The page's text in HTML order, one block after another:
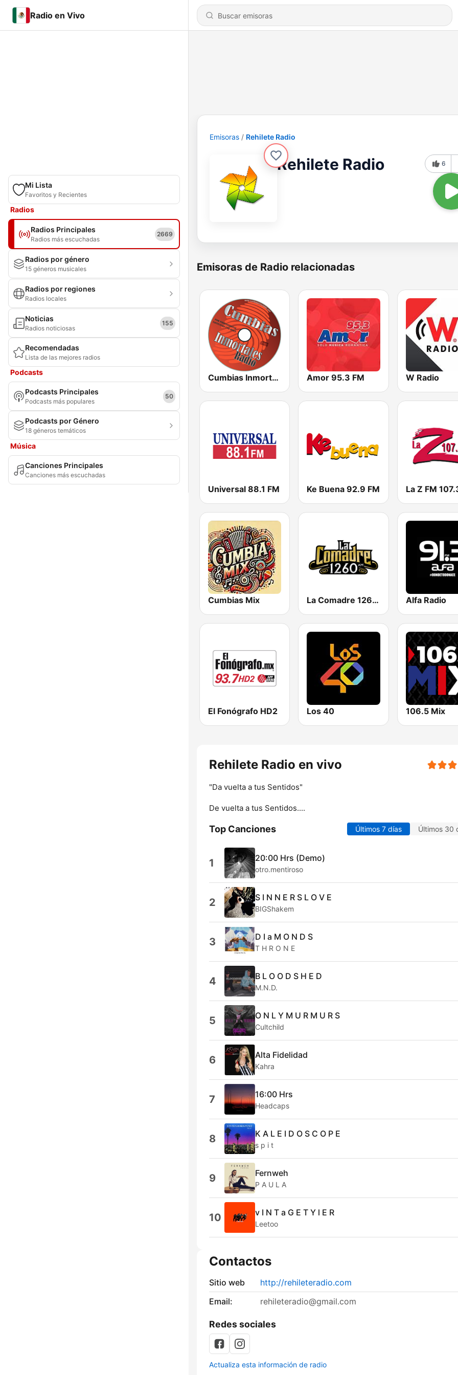
Radio en Vivo
Mi Lista
Favoritos y Recientes
Radios
Radios Principales
Radios más escuchadas
2669
Radios por género
15 géneros musicales
Radios por regiones
Radios locales
Noticias
Radios noticiosas
155
Recomendadas
Lista de las mejores radios
Podcasts
Podcasts Principales
Podcasts más populares
50
Podcasts por Género
18 géneros temáticos
Música
Canciones Principales
Canciones más escuchadas
Emisoras Rehilete Radio
Rehilete Radio 6
Emisoras de Radio relacionadas
Cumbias Inmortales Radio Amor 95.3 FM W Radio
Universal 88.1 FM Ke Buena 92.9 FM La Z FM
Cumbias Mix La Comadre 1260 AM Alfa Radio
El Fonógrafo HD2 Los 40 106.5 Mix
Rehilete Radio en vivo
"Da vuelta a tus Sentidos"
De vuelta a tus Sentidos....
Top Canciones Últimos 7 días Últimos 30
1 20:00 Hrs (Demo)
otro.mentiroso
2 S I N N E R S L O V E
BIGShakem
3 D I a M O N D S
T H R O N E
4 B L O O D S H E D
M.N.D.
5 O N L Y M U R M U R S
Cultchild
6 Alta Fidelidad
Kahra
7 16:00 Hrs
Headcaps
8 K A L E I D O S C O P E
s p i t
9 Fernweh
P A U L A
10 v I N T a G E T Y l E R
Leetoo
Contactos
Sitio web
http://rehileteradio.com
Email:
rehileteradio@gmail.com
Redes sociales
Actualiza esta información de radio